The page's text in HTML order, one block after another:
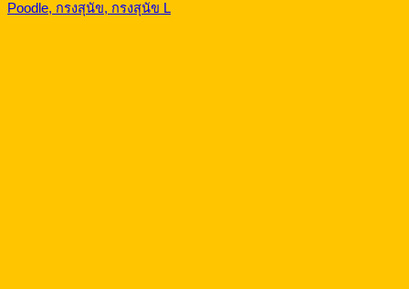
Poodle, กรงสุนัข, กรงสุนัข L